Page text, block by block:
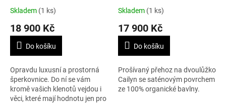
dark brown
Skladem (1 ks)
18 900 Kč
Do košíku
Opravdu luxusní a prostorná
šperkovnice. Do ní se vám
kromě vašich klenotů vejdou i
věci, které mají hodnotu jen pro
Skladem (1 ks)
17 900 Kč
Do košíku
Prošívaný přehoz na dvoulůžko
Cailyn se saténovým povrchem
ze 100% organické bavlny.